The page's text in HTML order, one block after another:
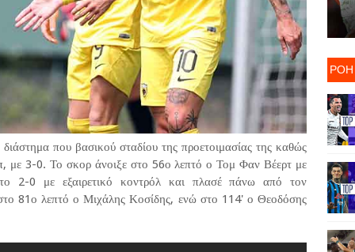
που βασικού σταδίου της προετοιμασίας της καθώς
με 3-0. Το σκορ άνοιξε στο 56ο λεπτό ο Τομ Φαν Βέερτ με
2-0 με εξαιρετικό κοντρόλ και πλασέ πάνω από τον
81ο λεπτό ο Μιχάλης Κοσίδης, ενώ στο 114' ο Θεοδόσης
ΡΟΗ